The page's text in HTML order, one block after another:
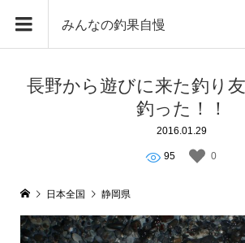
みんなの釣果自慢
長野から遊びに来た釣り
釣った！！
2016.01.29
95 0
日本全国 静岡県